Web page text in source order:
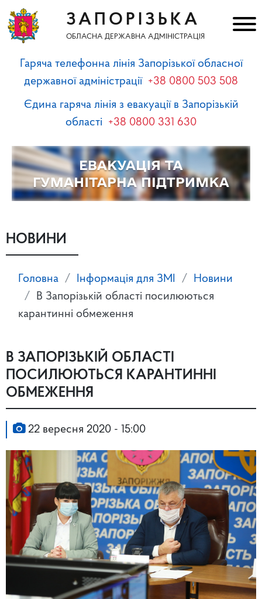
ЗАПОРІЗЬКА
ОБЛАСНА ДЕРЖАВНА АДМІНІСТРАЦІЯ
Гаряча телефонна лінія Запорізької обласної
державної адміністрації +38 0800 503 508
Єдина гаряча лінія з евакуації в Запорізькій
області +38 0800 331 630
НОВИНИ
Головна Інформація для ЗМІ
Новини
В Запорізькій області посилюються
карантинні обмеження
В ЗАПОРІЗЬКІЙ ОБЛАСТІ
ПОСИЛЮЮТЬСЯ КАРАНТИННІ
ОБМЕЖЕННЯ
22 вересня 2020 - 15:00